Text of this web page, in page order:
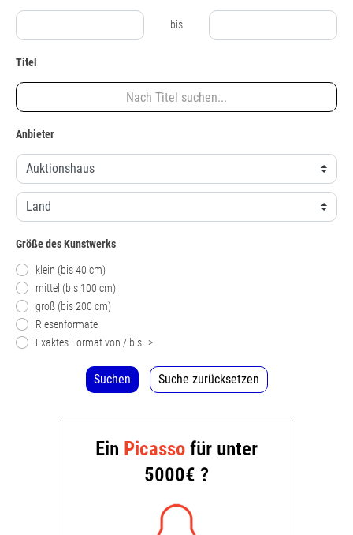
bis
Titel
Anbieter
Größe des Kunstwerks
klein (bis 40 cm)
mittel (bis 100 cm)
groß (bis 200 cm)
Riesenformate
Exaktes Format von / bis >
Suchen Suche zurücksetzen